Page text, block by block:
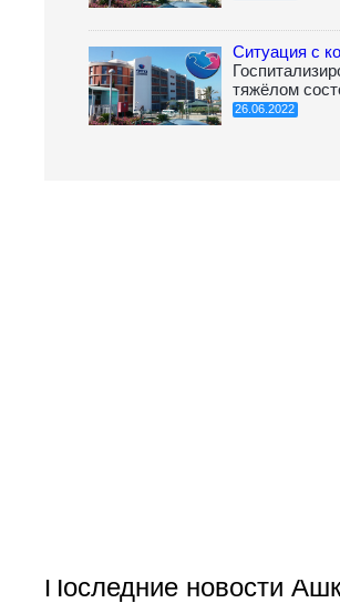
Ситуация с
тяжёлом
26.06.2022
Последние новости